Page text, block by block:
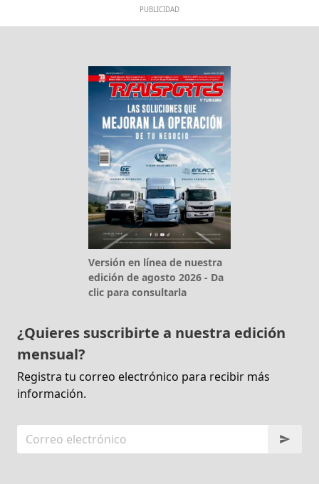
PUBLICIDAD
Versión en línea de nuestra
edición de agosto 2026 - Da
clic para consultarla
¿Quieres suscribirte a nuestra edición
mensual?
Registra tu correo electrónico para recibir más
información.